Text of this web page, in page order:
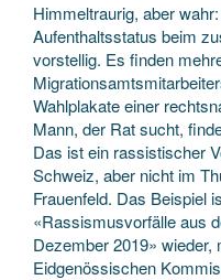
Himmeltraurig, aber
Aufenthaltsstatus beim
vorstellig. Es finden
Wahlplakate einer
Mann, der Rat sucht,
Das ist ein rassistischer
Schweiz, aber nicht im
Frauenfeld. Das Beispiel
«Rassismusvorfälle aus
Dezember 2019» wieder,
Eidgenössischen